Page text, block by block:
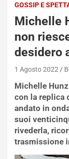
GOSSIP E
Michelle
non
desidero
1 Agosto 2022
Michelle
con la replica
andato in
suoi
rivederla,
trasmissione